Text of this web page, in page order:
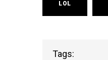
LOL
Tags: